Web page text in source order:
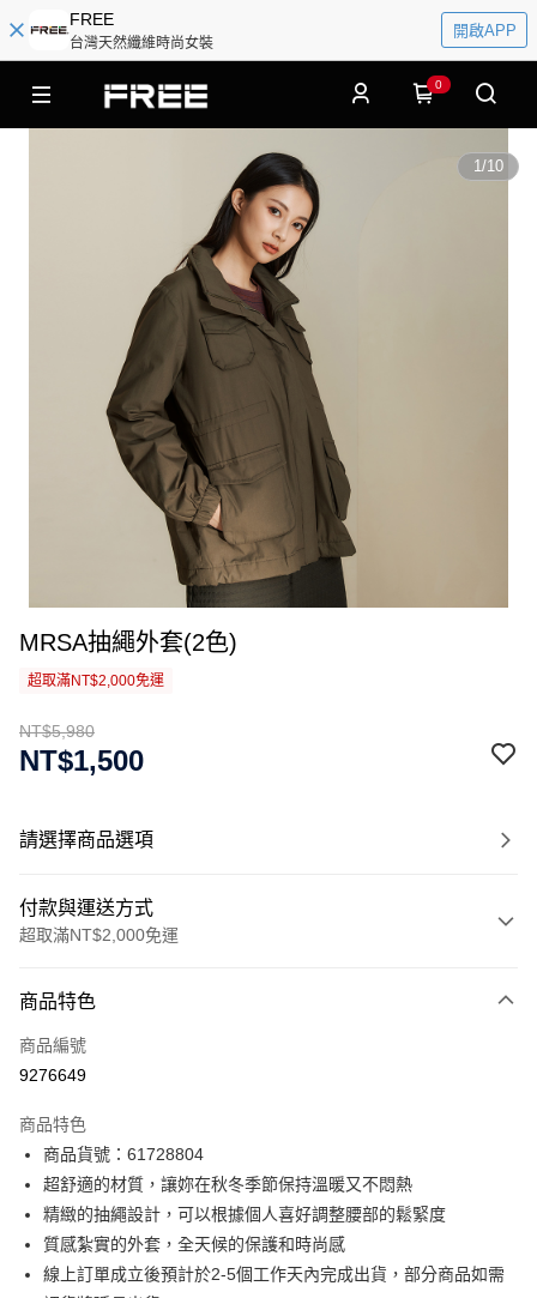
FREE
台灣天然纖維時尚女裝
開啟APP
0
1/10
MRSA抽繩外套(2色)
超取滿NT$2,000免運
NT$5,980
NT$1,500
請選擇商品選項
付款與運送方式
超取滿NT$2,000免運
信用卡一次付款
信用卡分期付款
合作金庫商業銀行
華南商業銀行
上海商業儲蓄銀行
台北富邦商業銀行
國泰世華商業銀行
兆豐國際商業銀行
臺灣中小企業銀行
台中商業銀行
匯豐（台灣）商業銀行
華泰商業銀行
聯邦商業銀行
遠東國際商業銀行
6 期 0 利率 每期
華南商業銀行
彰化商業銀行
上海商業儲蓄銀行
台北富邦商業銀行
國泰世華商業銀行
兆豐國際商業銀行
臺灣中小企業銀行
台中商業銀行
12 期 0 利率 每期
合作金庫商業銀行
第一商業銀行
上海商業儲蓄銀行
台北富邦商業銀行
國泰世華商業銀行
兆豐國際商業銀行
超商取貨付款
LINE Pay
商品特色
商品編號
9276649
商品特色
商品貨號：61728804
超舒適的材質，讓妳在秋冬季節保持溫暖又不悶熱
精緻的抽繩設計，可以根據個人喜好調整腰部的鬆緊度
質感紮實的外套，全天候的保護和時尚感
線上訂單成立後預計於2-5個工作天內完成出貨，部分商品如需